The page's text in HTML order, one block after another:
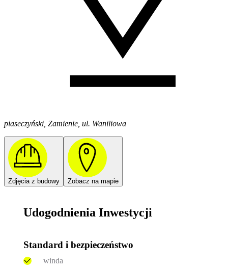
piaseczyński, Zamienie, ul. Waniliowa
Zdjęcia z budowy Zobacz na mapie
Udogodnienia Inwestycji
Standard i bezpieczeństwo
winda